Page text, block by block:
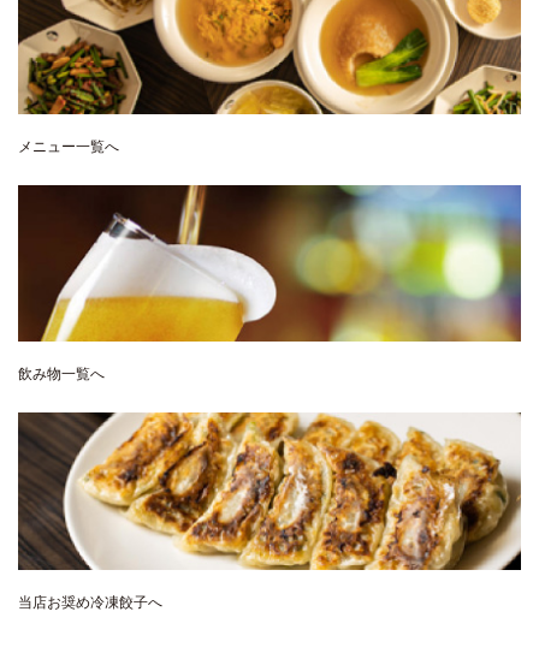
メニュー一覧へ
飲み物一覧へ
当店お奨め冷凍餃子へ